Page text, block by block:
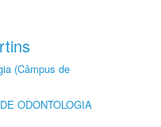
(Câmpus de
ODONTOLOGIA